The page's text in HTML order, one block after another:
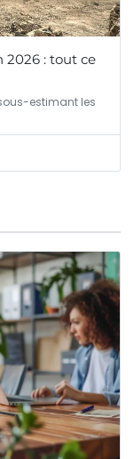
2026 : tout ce
estimant les